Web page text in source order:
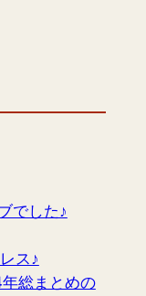
でした♪
ス♪
総まとめの